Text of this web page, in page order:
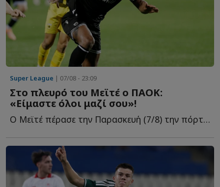
Super League | 07/08 - 23:09
Στο πλευρό του Μεϊτέ ο ΠΑΟΚ:
«Είμαστε όλοι μαζί σου»!
Ο Μεϊτέ πέρασε την Παρασκευή (7/8) την πόρτα του χειρουργείου γ...